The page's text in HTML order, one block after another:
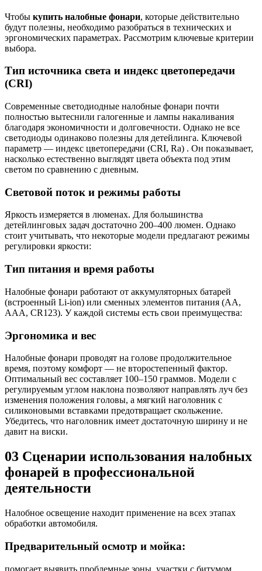
Чтобы купить налобные фонари, которые действительно
будут полезны, необходимо разобраться в технических и
эргономических параметрах. Рассмотрим ключевые критерии
выбора.
Тип источника света и индекс цветопередачи
(CRI)
Современные светодиодные налобные фонари почти
полностью вытеснили галогенные и лампы накаливания
благодаря экономичности и долговечности. Однако не все
светодиоды одинаково полезны для детейлинга. Ключевой
параметр — индекс цветопередачи (CRI, Ra) . Он показывает,
насколько естественно выглядят цвета объекта под этим
светом по сравнению с дневным.
Световой поток и режимы работы
Яркость измеряется в люменах. Для большинства
детейлинговых задач достаточно 200–400 люмен. Однако
стоит учитывать, что некоторые модели предлагают режимы
регулировки яркости:
Тип питания и время работы
Налобные фонари работают от аккумуляторных батарей
(встроенный Li-ion) или сменных элементов питания (AA,
AAA, CR123). У каждой системы есть свои преимущества:
Эргономика и вес
Налобные фонари проводят на голове продолжительное
время, поэтому комфорт — не второстепенный фактор.
Оптимальный вес составляет 100–150 граммов. Модели с
регулируемым углом наклона позволяют направлять луч без
изменения положения головы, а мягкий наголовник с
силиконовыми вставками предотвращает скольжение.
Убедитесь, что наголовник имеет достаточную ширину и не
давит на виски.
03 Сценарии использования налобных
фонарей в профессиональной
деятельности
Налобное освещение находит применение на всех этапах
обработки автомобиля.
Предварительный осмотр и мойка:
помогает выявить проблемные зоны, участки с битумом,